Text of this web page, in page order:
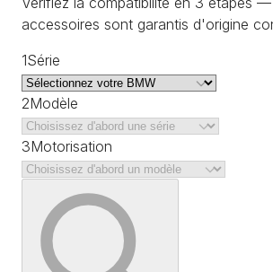
accessoires sont garantis d'origine
1Série
2Modèle
3Motorisation